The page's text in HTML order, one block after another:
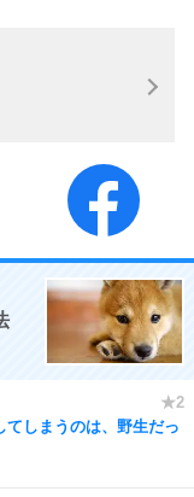
しまうのは、野生だっ